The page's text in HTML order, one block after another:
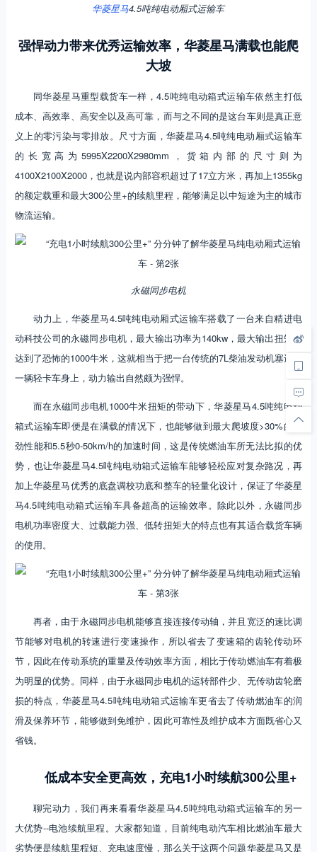
华菱星马4.5吨纯电动厢式运输车
强悍动力带来优秀运输效率，华菱星马满载也能爬
大坡
同华菱星马重型载货车一样，4.5吨纯电动箱式运输车依然主打低
成本、高效率、高安全以及高可靠，而与之不同的是这台车则是真正意
义上的零污染与零排放。尺寸方面，华菱星马4.5吨纯电动厢式运输车
的长宽高为5995X2200X2980mm，货箱内部的尺寸则为
4100X2100X2000，也就是说内部容积超过了17立方米，再加上1355kg
的额定载重和最大300公里+的续航里程，能够满足以中短途为主的城市
物流运输。
永磁同步电机
​动力上，华菱星马4.5吨纯电动厢式运输车搭载了一台来自精进电
动科技公司的永磁同步电机，最大输出功率为140kw，最大输出扭矩则
达到了恐怖的1000牛米，这就相当于把一台传统的7L柴油发动机塞进了
一辆轻卡车身上，动力输出自然颇为强悍。
而在永磁同步电机1000牛米扭矩的带动下，华菱星马4.5吨纯电动
箱式运输车即便是在满载的情况下，也能够做到最大爬坡度>30%的强
劲性能和5.5秒0-50km/h的加速时间，这是传统燃油车所无法比拟的优
势，也让华菱星马4.5吨纯电动箱式运输车能够轻松应对复杂路况，再
加上华菱星马优秀的底盘调校功底和整车的轻量化设计，保证了华菱星
马4.5吨纯电动箱式运输车具备超高的运输效率。除此以外，永磁同步
电机功率密度大、过载能力强、低转扭矩大的特点也有其适合载货车辆
的使用。
​再者，由于永磁同步电机能够直接连接传动轴，并且宽泛的速比调
节能够对电机的转速进行变速操作，所以省去了变速箱的齿轮传动环
节，因此在传动系统的重量及传动效率方面，相比于传动燃油车有着极
为明显的优势。同样，由于永磁同步电机的运转部件少、无传动齿轮磨
损的特点，华菱星马4.5吨纯电动箱式运输车更省去了传动燃油车的润
滑及保养环节，能够做到免维护，因此可靠性及维护成本方面既省心又
省钱。
低成本安全更高效，充电1小时续航300公里+
聊完动力，我们再来看看华菱星马4.5吨纯电动箱式运输车的另一
大优势--电池续航里程。大家都知道，目前纯电动汽车相比燃油车最大
劣势便是续航里程短、充电速度慢，那么关于这两个问题华菱星马又是